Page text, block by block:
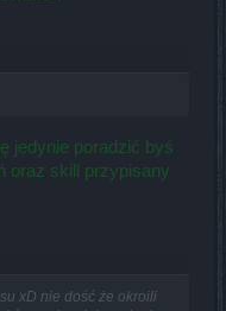
jedynie poradzić byś
oraz skill przypisany
xD nie dość że okroili